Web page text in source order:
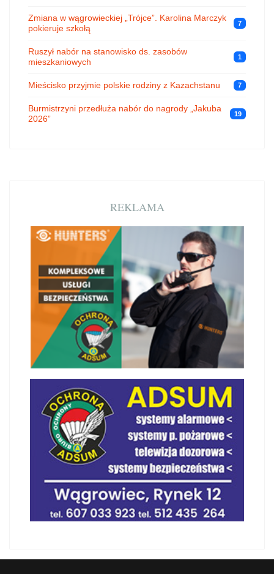
Zmiana w wągrowieckiej „Trójce”. Karolina Marczyk
pokieruje szkołą
7
Ruszył nabór na stanowisko ds. zasobów
mieszkaniowych
1
Mieścisko przyjmie polskie rodziny z Kazachstanu 7
Burmistrzyni przedłuża nabór do nagrody „Jakuba
2026”
19
REKLAMA